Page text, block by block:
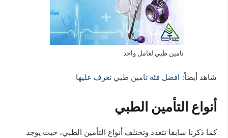
تامين طبي لعامل واحد
شاهد أيضاً: افضل فئة تامين طبي تعرف عليها
أنواع التأمين الطبي
كما ذكرنا سابقا تتعدد وتختلف أنواع التأمين الطبي، حيث يوجد